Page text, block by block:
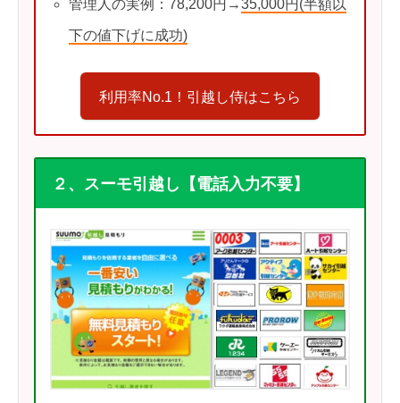
管理人の実例：78,200円→35,000円(半額以
下の値下げに成功)
利用率No.1！引越し侍はこちら
２、スーモ引越し【電話入力不要】